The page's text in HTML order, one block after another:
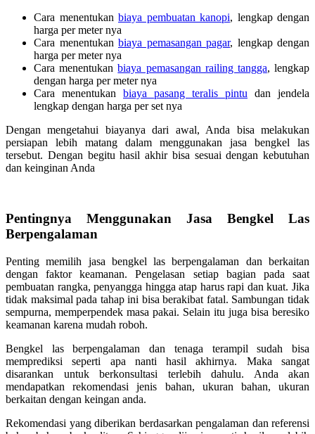
Cara menentukan biaya pembuatan kanopi, lengkap dengan
harga per meter nya
Cara menentukan biaya pemasangan pagar, lengkap dengan
harga per meter nya
Cara menentukanbiaya pemasangan railing tangga, lengkap
dengan harga per meter nya
Cara menentukan biaya pasang teralis pintu dan jendela
lengkap dengan harga per set nya
Dengan mengetahui biayanya dari awal, Anda bisa melakukan
persiapan lebih matang dalam menggunakan jasa bengkel las
tersebut. Dengan begitu hasil akhir bisa sesuai dengan kebutuhan
dan keinginan Anda
Pentingnya Menggunakan Jasa Bengkel Las
Berpengalaman
Penting memilih jasa bengkel las berpengalaman dan berkaitan
dengan faktor keamanan. Pengelasan setiap bagian pada saat
pembuatan rangka, penyangga hingga atap harus rapi dan kuat. Jika
tidak maksimal pada tahap ini bisa berakibat fatal. Sambungan tidak
sempurna, memperpendek masa pakai. Selain itu juga bisa beresiko
keamanan karena mudah roboh.
Bengkel las berpengalaman dan tenaga terampil sudah bisa
memprediksi seperti apa nanti hasil akhirnya. Maka sangat
disarankan untuk berkonsultasi terlebih dahulu. Anda akan
mendapatkan rekomendasi jenis bahan, ukuran bahan, ukuran
berkaitan dengan keingan anda.
Rekomendasi yang diberikan berdasarkan pengalaman dan referensi